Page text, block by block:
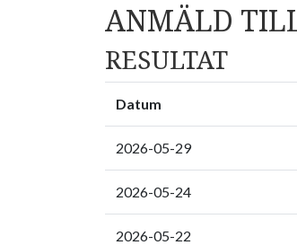
ANMÄLD
RESULTAT
Datum
2026-05-29
2026-05-24
2026-05-22